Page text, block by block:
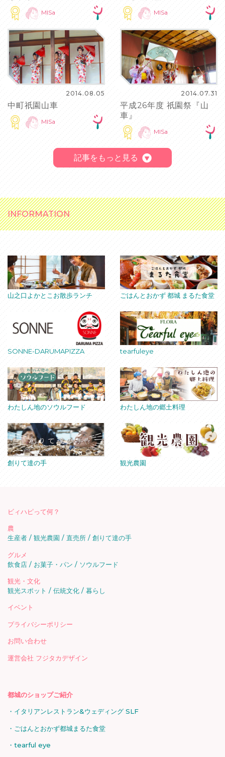
MISa MISa
2014.08.05
中町祇園山車
MISa
2014.07.31
平成26年度 祇園祭『山
車』
MISa
記事をもっと見る
INFORMATION
山之口よかとこお散歩ランチ ごはんとおかず 都城 まるた食堂
SONNE-DARUMAPIZZA tearfuleye
わたしん地のソウルフード わたしん地の郷土料理
創りて達の手 観光農園
ビィハピって何？
農
生産者
観光農園 直売所 創りて達の手
グルメ
飲食店
お菓子・パン ソウルフード
観光・文化
観光スポット
伝統文化 暮らし
イベント
プライバシーポリシー
お問い合わせ
運営会社 フジタカデザイン
都城のショップご紹介
イタリアンレストラン&ウェディング SLF
ごはんとおかず都城まるた食堂
tearful eye